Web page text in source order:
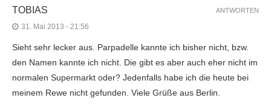
TOBIAS
31. Mai 2013 - 21:56
Sieht sehr lecker aus. Parpadelle kannte ich bisher nicht, bzw.
den Namen kannte ich nicht. Die gibt es aber auch eher nicht im
normalen Supermarkt oder? Jedenfalls habe ich die heute bei
meinem Rewe nicht gefunden. Viele Grüße aus Berlin.
ANTWORTEN